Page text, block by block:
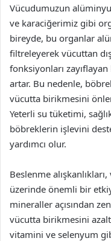
Vücudumuzun
ve karaciğerimiz gibi
bireyde, bu organlar
filtreleyerek vücuttan
fonksiyonları
artar. Bu nedenle,
vücutta birikmesini
Yeterli su tüketimi,
böbreklerin işlevini
yardımcı olur.
Beslenme
üzerinde önemli bir
mineraller açısından
vücutta birikmesini
vitamini ve selenyum